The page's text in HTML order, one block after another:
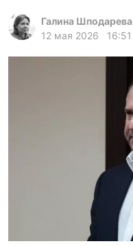
Галина Шподарева
12 мая 2026
16:51